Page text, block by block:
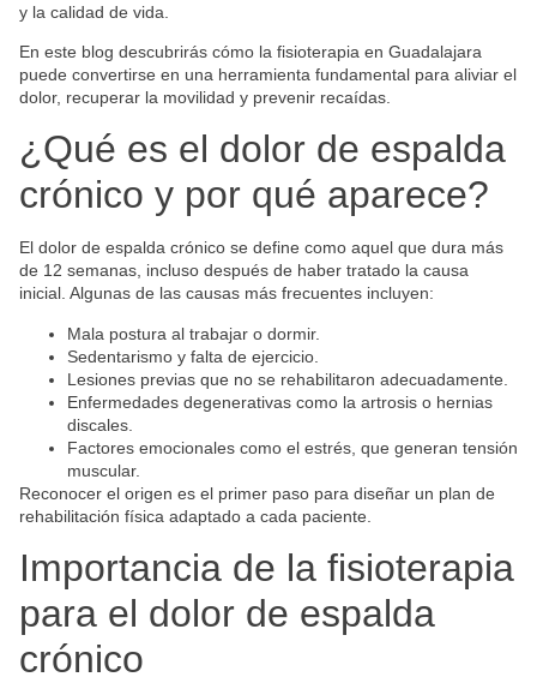
y la calidad de vida.
En este blog descubrirás cómo la fisioterapia en Guadalajara
puede convertirse en una herramienta fundamental para aliviar el
dolor, recuperar la movilidad y prevenir recaídas.
¿Qué es el dolor de espalda
crónico y por qué aparece?
El dolor de espalda crónico se define como aquel que dura más
de 12 semanas, incluso después de haber tratado la causa
inicial. Algunas de las causas más frecuentes incluyen:
Mala postura al trabajar o dormir.
Sedentarismo y falta de ejercicio.
Lesiones previas que no se rehabilitaron adecuadamente.
Enfermedades degenerativas como la artrosis o hernias
discales.
Factores emocionales como el estrés, que generan tensión
muscular.
Reconocer el origen es el primer paso para diseñar un plan de
rehabilitación física adaptado a cada paciente.
Importancia de la fisioterapia
para el dolor de espalda
crónico